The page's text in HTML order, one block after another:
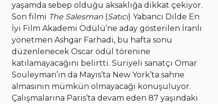
yaşamda sebep olduğu aksaklığa dikkat çekiyor.
Son filmi The Salesman (Satıcı) Yabancı Dilde En
İyi Film Akademi Ödülü’ne aday gösterilen İranlı
yönetmen Ashgar Farhadi, bu hafta sonu
düzenlenecek Oscar ödül törenine
katılamayacağını belirtti. Suriyeli sanatçı Omar
Souleyman’ın da Mayıs’ta New York’ta sahne
almasının mümkün olmayacağı konuşuluyor.
Çalışmalarına Paris’ta devam eden 87 yaşındaki